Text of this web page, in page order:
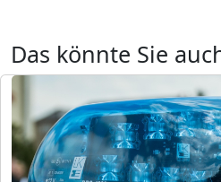
Das könnte Sie